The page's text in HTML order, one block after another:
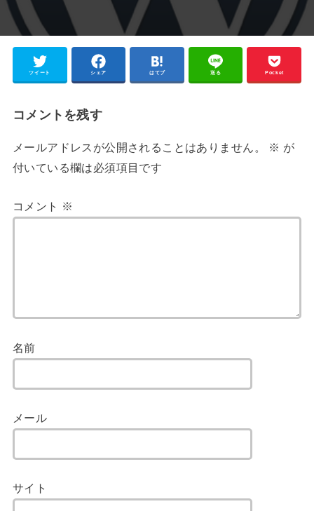
ツイート シェア はてブ 送る Pocket
コメントを残す
メールアドレスが公開されることはありません。 ※ が
付いている欄は必須項目です
コメント ※
名前
メール
サイト